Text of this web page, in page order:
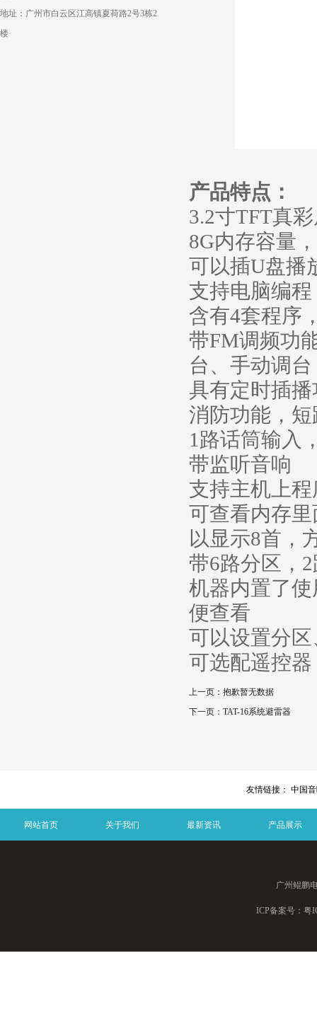
地址：广州市白云区江高镇夏荷路2号3栋2
楼
产品特点：
3.2寸TFT真
8G内存容量
可以插U盘播
支持电脑编
含有4套程序
带FM调频功
台、手动调台
具有定时插
消防功能，
1路话筒输入
带监听音响
支持主机上
可查看内存
以显示8首，
带6路分区，
机器内置了
便查看
可以设置分
可选配遥控
上一页： 抱歉暂无数据
下一页： TAT-16系统避雷器
友情链接： 中国
网站首页 关于我们 最新资讯 产品展示
广州鲲鹏
ICP备案号： 粤